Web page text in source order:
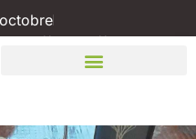
// Aude //